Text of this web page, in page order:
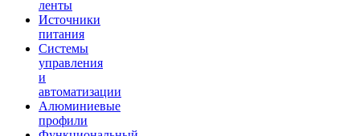
ленты
Источники
питания
Системы
управления
и
автоматизации
Алюминиевые
профили